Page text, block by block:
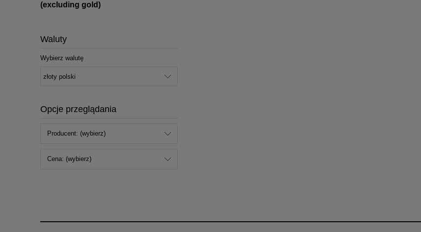
(excluding gold)
Waluty
Wybierz walutę
Opcje przeglądania
Producent: (wybierz)
Cena: (wybierz)